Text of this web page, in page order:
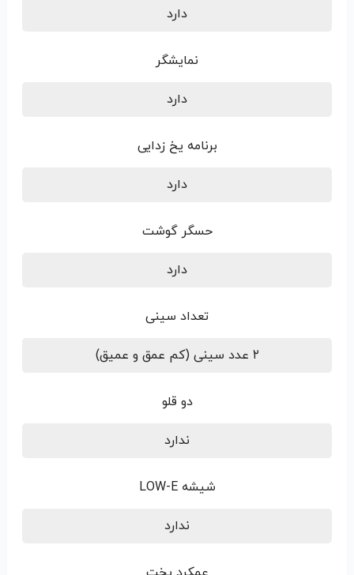
دارد
نمایشگر
دارد
برنامه یخ زدایی
دارد
حسگر گوشت
دارد
تعداد سینی
۲ عدد سینی (کم عمق و عمیق)
دو قلو
ندارد
شیشه LOW-E
ندارد